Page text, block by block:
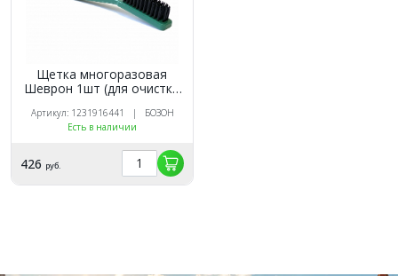
Щетка многоразовая
Шеврон 1шт (для очистки
Артикул: 1231916441 | БОЗОН
Есть в наличии
426 руб.